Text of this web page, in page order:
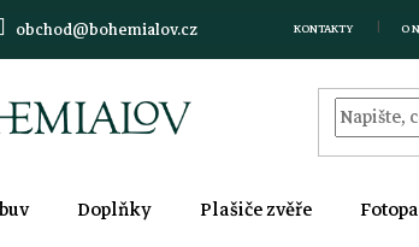
obchod@bohemialov.cz KONTAKTY O
Doplňky Plašiče zvěře